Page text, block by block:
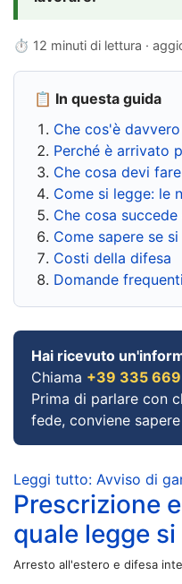
⏱ 12 minuti di lettura ·
📋 In questa guida
Che cos'è
Perché è arrivato
Che cosa devi
Come si legge: le
Che cosa
Come sapere se
Costi della difesa
Domande frequenti
Hai ricevuto
Chiama +39 335
Prima di parlare con
fede, conviene
Leggi tutto: Avviso di
Prescrizione
quale legge
Arresto all'estero e difesa